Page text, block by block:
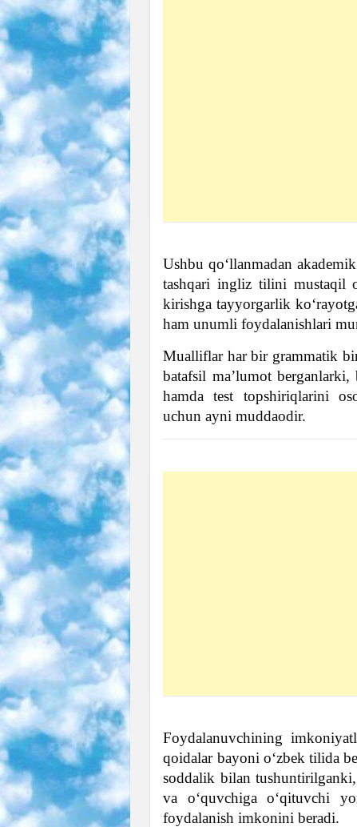
Ushbu qoʻllanmadan
tashqari ingliz tilini mustaqil
kirishga tayyorgarlik
ham unumli foydalanishlari
Mualliflar har bir grammatik
batafsil maʼlumot
hamda test topshiriqlarini
uchun ayni muddaodir.
Foydalanuvchining
qoidalar bayoni oʻzbek tilida
soddalik bilan
va oʻquvchiga oʻqituvchi
foydalanish imkonini beradi.